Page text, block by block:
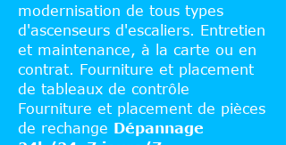
modernisation de tous types
d'ascenseurs d'escaliers. Entretien
et maintenance, à la carte ou en
contrat. Fourniture et placement
de tableaux de contrôle
Fourniture et placement de pièces
de rechange Dépannage